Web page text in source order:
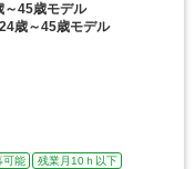
～45歳モデル
歳～45歳モデル
可能
残業月10ｈ以下